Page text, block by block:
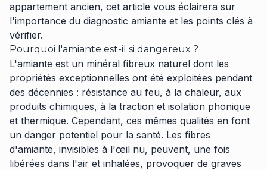
appartement ancien, cet article vous éclairera sur
l'importance du diagnostic amiante et les points clés à
vérifier.
Pourquoi l'amiante est-il si dangereux ?
L'amiante est un minéral fibreux naturel dont les
propriétés exceptionnelles ont été exploitées pendant
des décennies : résistance au feu, à la chaleur, aux
produits chimiques, à la traction et isolation phonique
et thermique. Cependant, ces mêmes qualités en font
un danger potentiel pour la santé. Les fibres
d'amiante, invisibles à l'œil nu, peuvent, une fois
libérées dans l'air et inhalées, provoquer de graves